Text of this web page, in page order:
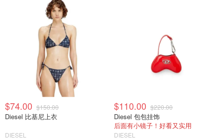
$74.00 $150.00
Diesel 比基尼上衣
DIESEL
$110.00 $220.00
Diesel 包包挂饰
后面有小镜子！好看又实用
DIESEL